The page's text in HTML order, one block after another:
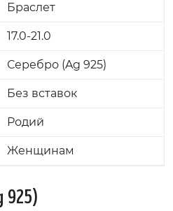
Браслет
17.0-21.0
Серебро (Ag 925)
Без вставок
Родий
Женщинам
925)